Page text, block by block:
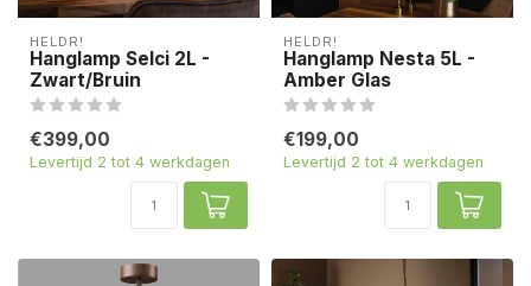
HELDR!
Hanglamp Selci 2L -
Zwart/Bruin
€399,00
Levertijd 2 tot 4 werkdagen
HELDR!
Hanglamp Nesta 5L -
Amber Glas
€199,00
Levertijd 2 tot 4 werkdagen